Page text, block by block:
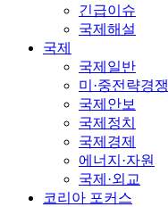
긴급이슈
국제해설
국제
국제일반
미·중전략경쟁
국제안보
국제정치
국제경제
에너지·자원
국제·외교
코리아 포커스